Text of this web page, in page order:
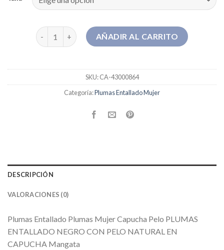
plumas entallado mujer cantidad
AÑADIR AL CARRITO
SKU:CA-43000864
Categoría:Plumas Entallado Mujer
DESCRIPCIÓN
VALORACIONES (0)
Plumas Entallado Plumas Mujer Capucha Pelo PLUMAS
ENTALLADO NEGRO CON PELO NATURAL EN
CAPUCHA Mangata